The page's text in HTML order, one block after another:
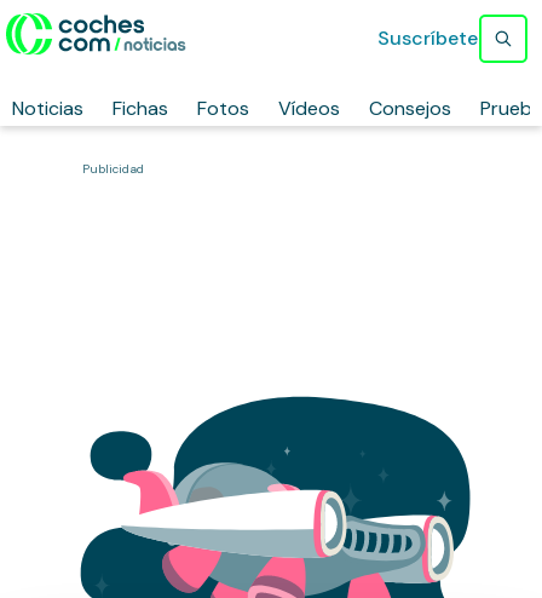
Noticias Fichas Fotos Vídeos Consejos
Suscríbete
Publicidad